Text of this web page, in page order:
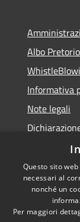
Albo Pretorio
Informativa
Note legali
Accessibilità
Privacy
Questo sito
necessari al
nonché un
Per maggiori